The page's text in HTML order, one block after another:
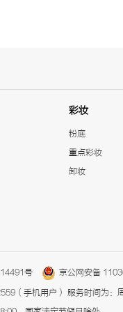
彩妆
粉底
重点彩妆
卸妆
号 京公网安备
（手机用户）
服务时间为：